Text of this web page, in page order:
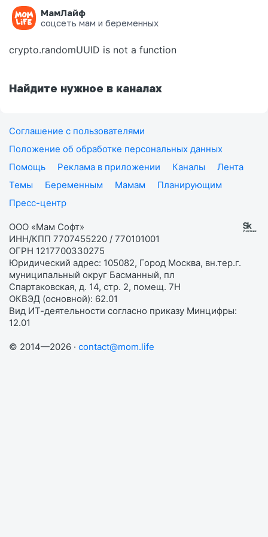
МамЛайф
соцсеть мам и беременных
Ошибка на странице
crypto.randomUUID is not a function
Найдите нужное в каналах
Соглашение с пользователями
Положение об обработке персональных данных
Помощь
Реклама в приложении Каналы
Лента
Темы
Беременным Мамам
Планирующим
Пресс-центр
ООО «Мам Софт»
ИНН/КПП 7707455220 / 770101001
ОГРН 1217700330275
Юридический адрес: 105082, Город Москва, вн.тер.г.
муниципальный округ Басманный, пл
Спартаковская, д. 14, стр. 2, помещ. 7Н
ОКВЭД (основной): 62.01
Вид ИТ-деятельности согласно приказу Минцифры:
12.01
© 2014—2026 · contact@mom.life